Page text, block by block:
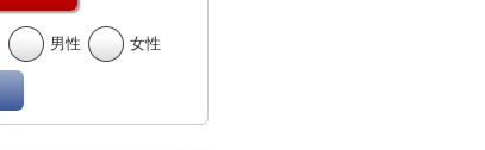
男性 女性